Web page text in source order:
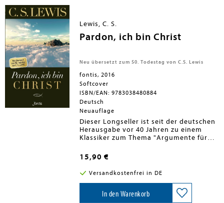
Lewis, C. S.
Pardon, ich bin Christ
Neu übersetzt zum 50. Todestag von C.S. Lewis
fontis, 2016
Softcover
ISBN/EAN: 9783038480884
Deutsch
Neuauflage
Dieser Longseller ist seit der deutschen
Herausgabe vor 40 Jahren zu einem
Klassiker zum Thema "Argumente für
und mit kraftvoller Bildhaftigkeit
begegnet der "Narnia"-Erfinder Lewis
dem Vorurteil, man müsse den Verstand
über Bord werfen, um heute noch Christ
zu sein.
15,90 €
Versandkostenfrei in DE
In den Warenkorb